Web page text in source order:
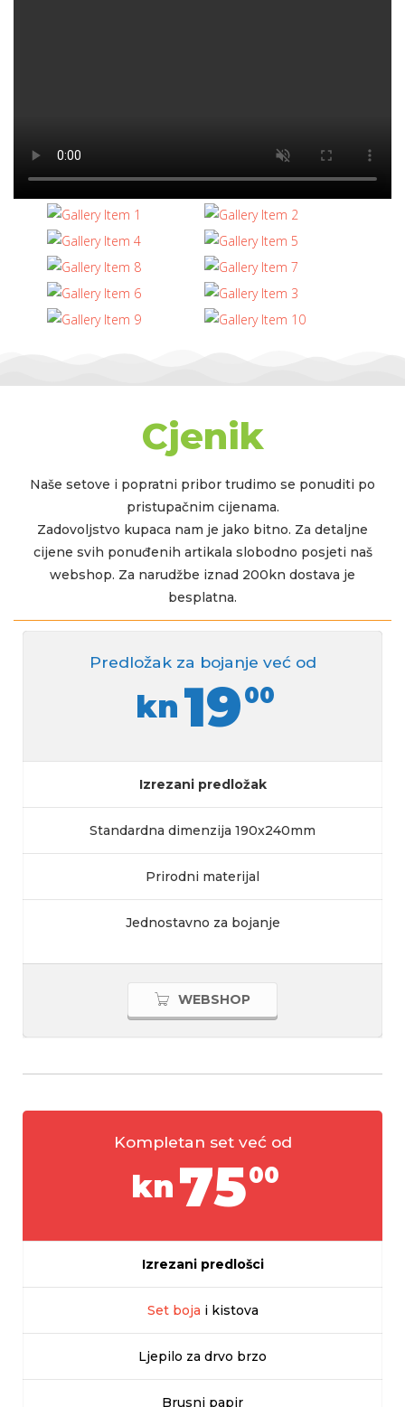
Cjenik
Naše setove i popratni pribor trudimo se ponuditi po
pristupačnim cijenama.
Zadovoljstvo kupaca nam je jako bitno. Za detaljne
cijene svih ponuđenih artikala slobodno posjeti naš
webshop. Za narudžbe iznad 200kn dostava je
besplatna.
Predložak za bojanje već od
kn 1900
Izrezani predložak
Standardna dimenzija 190x240mm
Prirodni materijal
Jednostavno za bojanje
WEBSHOP
Kompletan set već od
kn 7500
Izrezani predlošci
Set boja i kistova
Ljepilo za drvo brzo
Brusni papir